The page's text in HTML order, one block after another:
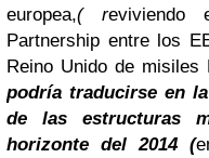
europea,( reviviendo
Partnership entre los
Reino Unido de
podría traducirse en la
de las estructuras
horizonte del 2014 (